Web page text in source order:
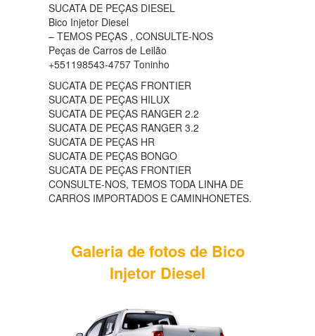
SUCATA DE PEÇAS DIESEL
Bico Injetor Diesel
– TEMOS PEÇAS , CONSULTE-NOS
Peças de Carros de Leilão
+551198543-4757 Toninho
SUCATA DE PEÇAS FRONTIER
SUCATA DE PEÇAS HILUX
SUCATA DE PEÇAS RANGER 2.2
SUCATA DE PEÇAS RANGER 3.2
SUCATA DE PEÇAS HR
SUCATA DE PEÇAS BONGO
SUCATA DE PEÇAS FRONTIER
CONSULTE-NOS, TEMOS TODA LINHA DE
CARROS IMPORTADOS E CAMINHONETES.
Galeria de fotos de Bico
Injetor Diesel